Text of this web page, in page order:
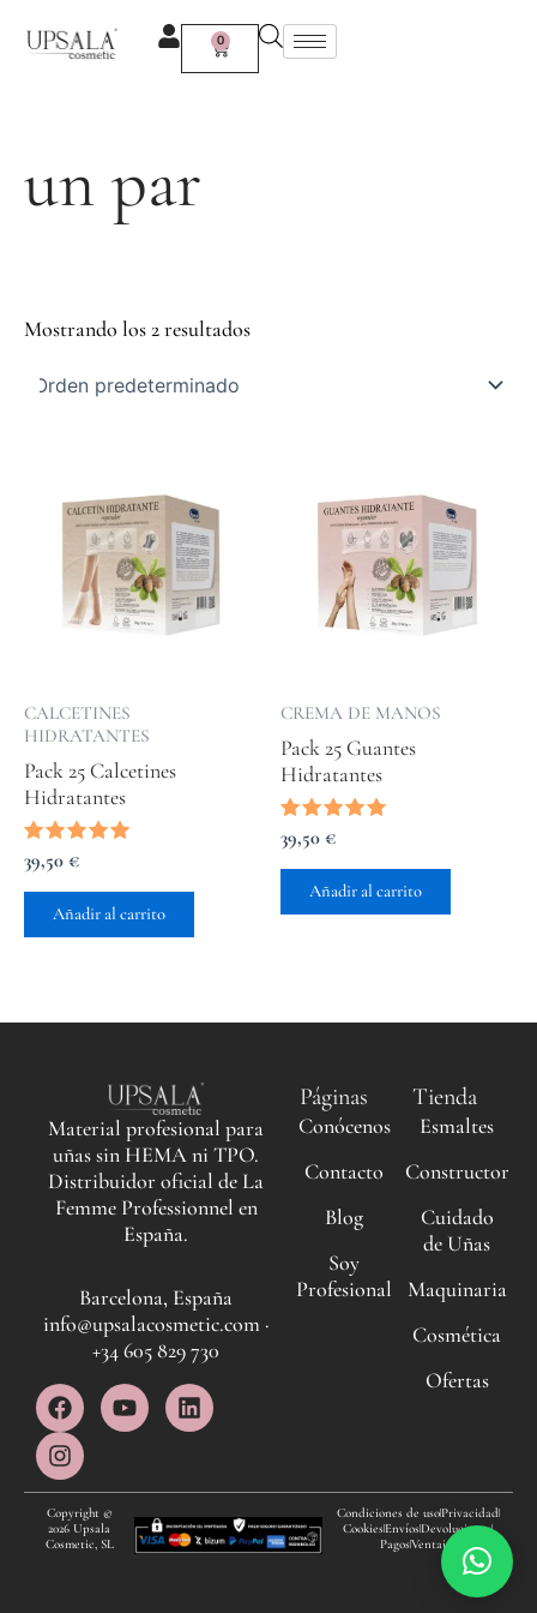
contenido
0
Carrito
un par
Mostrando los 2 resultados
CALCETINES
HIDRATANTES
Pack 25 Calcetines
Hidratantes
Valorado
con
5.00
de 5
39,50 €
Añadir al carrito
CREMA DE MANOS
Pack 25 Guantes
Hidratantes
Valorado
con
5.00
de 5
39,50 €
Añadir al carrito
Material profesional para
uñas sin HEMA ni TPO.
Distribuidor oficial de La
Femme Professionnel en
España.
Barcelona, España
info@upsalacosmetic.com ·
+34 605 829 730
F
a
c
e
b
o
o
Y
o
u
b
L
i
e
d
i
n
I
n
s
t
a
g
r
Páginas
Conócenos
Contacto
Blog
Soy
Profesional
Tienda
Esmaltes
Constructor
Cuidado
de Uñas
Maquinaria
Cosmética
Ofertas
Copyright ©
2026 Upsala
Cosmetic, SL
Condiciones de usoPrivacidad
CookiesEnvíosDevoluciones
PagosVentajas